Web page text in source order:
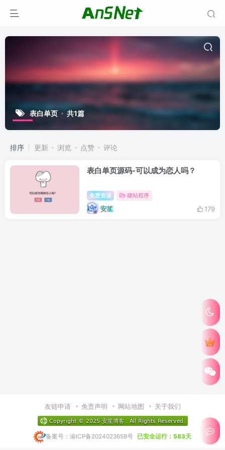
表白单页 共1篇
排序 更新 浏览 点赞 评论
表白单页源码-可以成为恋人吗？
免费资源 建站程序
安笙 179
友链申请 免责声明 网站地图 关于我们
备案号：渝ICP备2024023658号 已安全运行：583天